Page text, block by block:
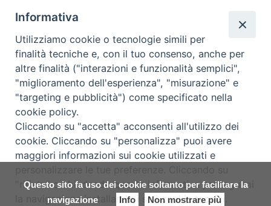
Questo sito fa uso dei cookie soltanto per facilitare la
navigazione
Info Non mostrare più
Documentazione di fine
lavori
A completamento del restauro, il restauratore invia in formato
PDF la relazione all’Ufficio Beni culturali ed Edilizia di culto:
documentazione fotografica , relazione tecnica, foto dell’opera
nella collocazione abituale.
Copyright © Arcidiocesi di Udine
Piazza Patriarcato, 1 - 33100 Udine
(UD) Tel. 0432.414.511 - Fax 0432.511.838 C.F. 80013900305
Informativa
Utilizziamo cookie o tecnologie simili per
finalità tecniche e, con il tuo consenso, anche per
altre finalità ("interazioni e funzionalità semplici",
"miglioramento dell'esperienza", "misurazione" e
"targeting e pubblicità") come specificato nella
cookie policy.
Cliccando su "accetta" acconsenti all'utilizzo dei
cookie. Cliccando su "personalizza" puoi avere
maggiori informazioni sui cookie utilizzati e
"rifiuta" o chiudendo questa informativa proseguirai
la navigazione installando i soli cookie tecnici.